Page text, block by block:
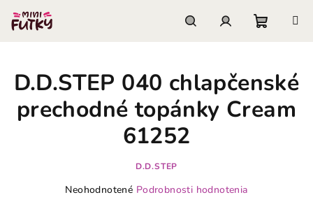
obsah
košík
D.D.STEP 040 chlapčenské
prechodné topánky Cream
61252
D.D.STEP
Priemerné
Neohodnotené Podrobnosti hodnotenia